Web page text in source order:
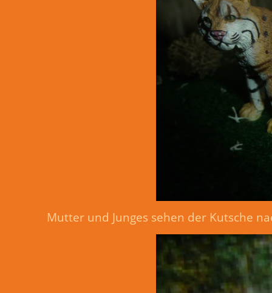
Mutter und Junges sehen der Kutsche